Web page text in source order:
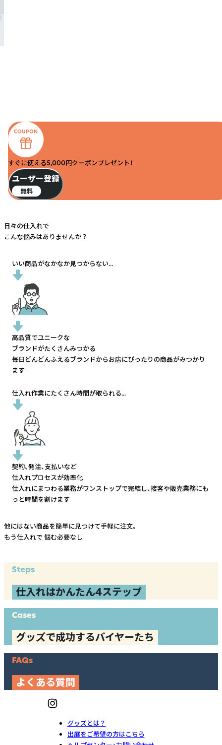
すぐに使える5,000円クーポンプレゼント！
ユーザー登録
無料
日々の仕入れで
こんな悩みはありませんか？
いい商品がなかなか見つからない...
高品質でユニークな
ブランドがたくさんみつかる
毎日どんどんふえるブランドからお店にぴったりの商品がみつかり
ます
仕入れ作業にたくさん時間が取られる...
契約、発注、支払いなど
仕入れプロセスが効率化
仕入れにまつわる業務がワンストップで完結し、接客や販売業務にも
っと時間を割けます
他にはない商品を簡単に見つけて手軽に注文。
もう仕入れで 悩む必要なし
Steps
仕入れはかんたん4ステップ
Cases
グッズで成功するバイヤーたち
FAQs
よくある質問
グッズとは？
出展をご希望の方はこちら